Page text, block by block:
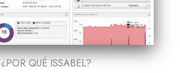
¿POR QUÉ ISSABEL?